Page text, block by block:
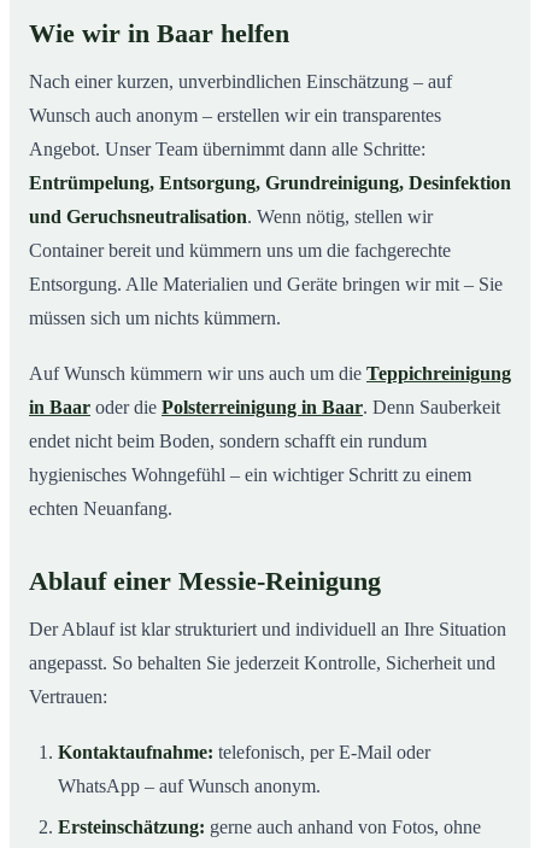
Wie wir in Baar helfen
Nach einer kurzen, unverbindlichen Einschätzung – auf
Wunsch auch anonym – erstellen wir ein transparentes
Angebot. Unser Team übernimmt dann alle Schritte:
Entrümpelung, Entsorgung, Grundreinigung, Desinfektion
und Geruchsneutralisation. Wenn nötig, stellen wir
Container bereit und kümmern uns um die fachgerechte
Entsorgung. Alle Materialien und Geräte bringen wir mit – Sie
müssen sich um nichts kümmern.
Auf Wunsch kümmern wir uns auch um die Teppichreinigung
in Baar oder die Polsterreinigung in Baar. Denn Sauberkeit
endet nicht beim Boden, sondern schafft ein rundum
hygienisches Wohngefühl – ein wichtiger Schritt zu einem
echten Neuanfang.
Ablauf einer Messie-Reinigung
Der Ablauf ist klar strukturiert und individuell an Ihre Situation
angepasst. So behalten Sie jederzeit Kontrolle, Sicherheit und
Vertrauen:
Kontaktaufnahme: telefonisch, per E-Mail oder
WhatsApp – auf Wunsch anonym.
Ersteinschätzung: gerne auch anhand von Fotos, ohne